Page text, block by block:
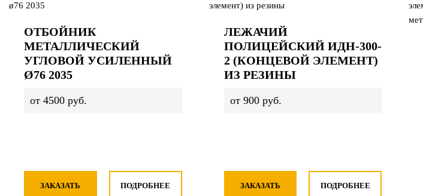
ОТБОЙНИК
МЕТАЛЛИЧЕСКИЙ
УГЛОВОЙ УСИЛЕННЫЙ
Ø76 2035
от 4500 руб.
ЗАКАЗАТЬ ПОДРОБНЕЕ
ЛЕЖАЧИЙ
ПОЛИЦЕЙСКИЙ ИДН-300-
2 (КОНЦЕВОЙ ЭЛЕМЕНТ)
ИЗ РЕЗИНЫ
от 900 руб.
ЗАКАЗАТЬ ПОДРОБНЕЕ